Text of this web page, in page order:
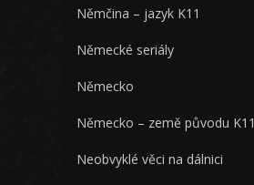
Němčina – jazyk K11
Německé seriály
Německo
Německo – země původu K11
Neobvyklé věci na dálnici